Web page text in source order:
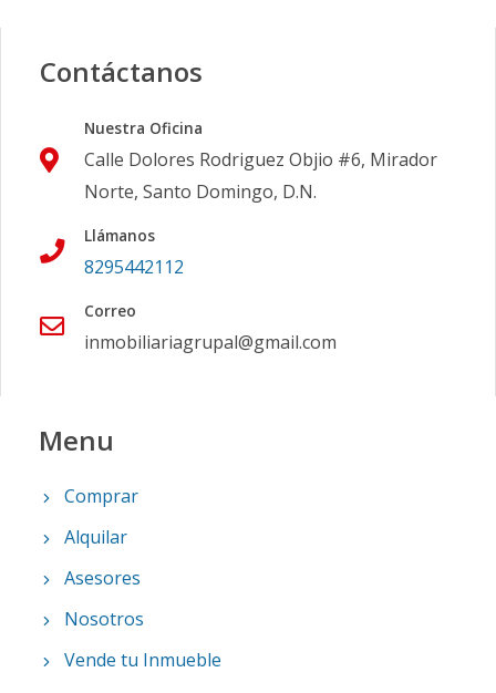
Contáctanos
Nuestra Oficina
Calle Dolores Rodriguez Objio #6, Mirador
Norte, Santo Domingo, D.N.
Llámanos
8295442112
Correo
inmobiliariagrupal@gmail.com
Menu
Comprar
Alquilar
Asesores
Nosotros
Vende tu Inmueble